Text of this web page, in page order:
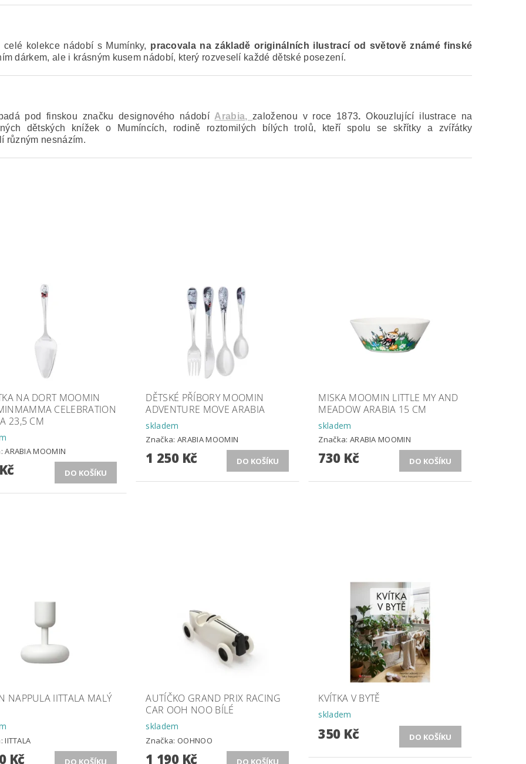
celé kolekce nádobí s Mumínky, pracovala na základě originálních ilustrací od světově známé finské
dárkem, ale i krásným kusem nádobí, který rozveselí každé dětské posezení.
pod finskou značku designového nádobí Arabia, založenou v roce 1873.Okouzlující ilustrace na
dětských knížek o Mumíncích, rodině roztomilých bílých trolů, kteří spolu se skřítky a zvířátky
různým nesnázím.
NA DORT MOOMIN
CELEBRATION
23,5 CM
ARABIA MOOMIN
DĚTSKÉ PŘÍBORY MOOMIN
ADVENTURE MOVE ARABIA
skladem
Značka:ARABIA MOOMIN
1 250 Kč
MISKA MOOMIN LITTLE MY AND
MEADOW ARABIA 15 CM
skladem
Značka: ARABIA MOOMIN
730 Kč
NAPPULA IITTALA MALÝ
IITTALA
Kč
AUTÍČKO GRAND PRIX RACING
CAR OOH NOO BÍLÉ
skladem
Značka: OOHNOO
1 190 Kč
KVÍTKA V BYTĚ
skladem
350 Kč